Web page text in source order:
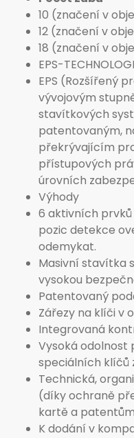
10 (značení v
12 (značení v
18 (značení v
EPS-
EPS (Rozšířený
vývojovým
stavítkových
patentovaným,
překrývajícím
přístupových
úrovních
Výhody
6 aktivních
pozic detekce
odemykat.
Masivní stavítka
vysokou
Patentovaný
Zářezy na klíči v
Integrovaná
Vysoká
speciálních klíčů
Technická,
(díky ochraně
kartě a
K dodání v